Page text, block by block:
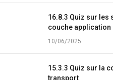
16.8.3 Quiz sur les
couche application
10/06/2025
15.3.3 Quiz sur la
transport